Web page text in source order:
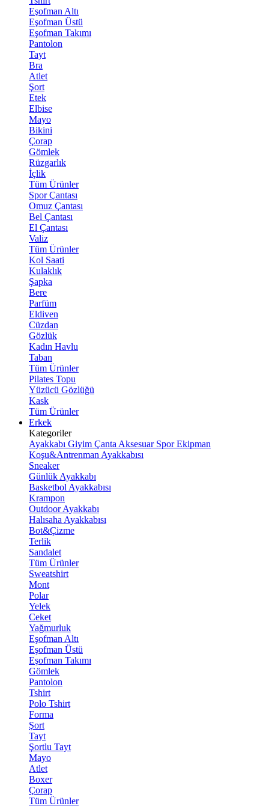
Eşofman Altı
Eşofman Üstü
Eşofman Takımı
Pantolon
Tayt
Bra
Atlet
Şort
Etek
Elbise
Mayo
Bikini
Çorap
Gömlek
Rüzgarlık
İçlik
Tüm Ürünler
Spor Çantası
Omuz Çantası
Bel Çantası
El Çantası
Valiz
Tüm Ürünler
Kol Saati
Kulaklık
Şapka
Bere
Parfüm
Eldiven
Cüzdan
Gözlük
Kadın Havlu
Taban
Tüm Ürünler
Pilates Topu
Yüzücü Gözlüğü
Kask
Tüm Ürünler
Erkek
Kategoriler
Ayakkabı Giyim Çanta Aksesuar Spor Ekipman
Koşu&Antrenman Ayakkabısı
Sneaker
Günlük Ayakkabı
Basketbol Ayakkabısı
Krampon
Outdoor Ayakkabı
Halısaha Ayakkabısı
Bot&Çizme
Terlik
Sandalet
Tüm Ürünler
Sweatshirt
Mont
Polar
Yelek
Ceket
Yağmurluk
Eşofman Altı
Eşofman Üstü
Eşofman Takımı
Gömlek
Pantolon
Tshirt
Polo Tshirt
Forma
Şort
Tayt
Şortlu Tayt
Mayo
Atlet
Boxer
Çorap
Tüm Ürünler